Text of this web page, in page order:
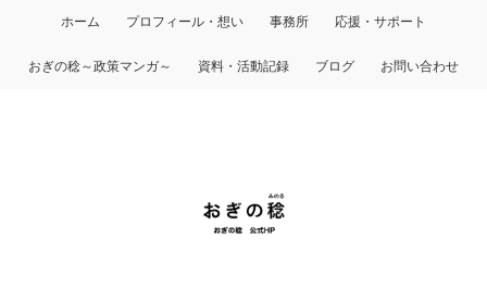
ホーム プロフィール・想い 事務所 応援・サポート
おぎの稔～政策マンガ～ 資料・活動記録 ブログ お問い合わせ